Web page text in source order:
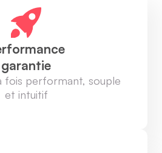
garantie
fois performant, souple
et intuitif